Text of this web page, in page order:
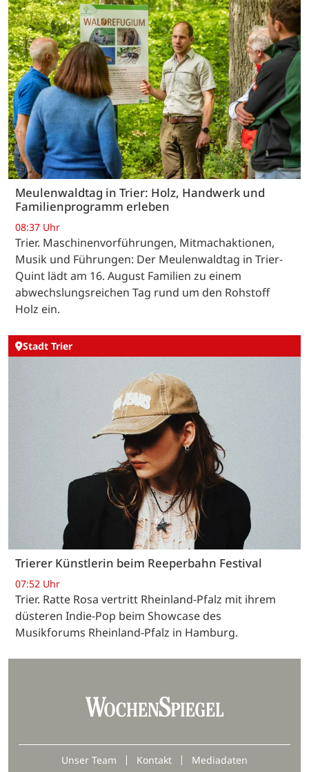
Meulenwaldtag in Trier: Holz, Handwerk und
Familienprogramm erleben
08:37 Uhr
Trier. Maschinenvorführungen, Mitmachaktionen,
Musik und Führungen: Der Meulenwaldtag in Trier-
Quint lädt am 16. August Familien zu einem
abwechslungsreichen Tag rund um den Rohstoff
Holz ein.
Stadt Trier
Trierer Künstlerin beim Reeperbahn Festival
07:52 Uhr
Trier. Ratte Rosa vertritt Rheinland-Pfalz mit ihrem
düsteren Indie-Pop beim Showcase des
Musikforums Rheinland-Pfalz in Hamburg.
Unser Team Kontakt Mediadaten